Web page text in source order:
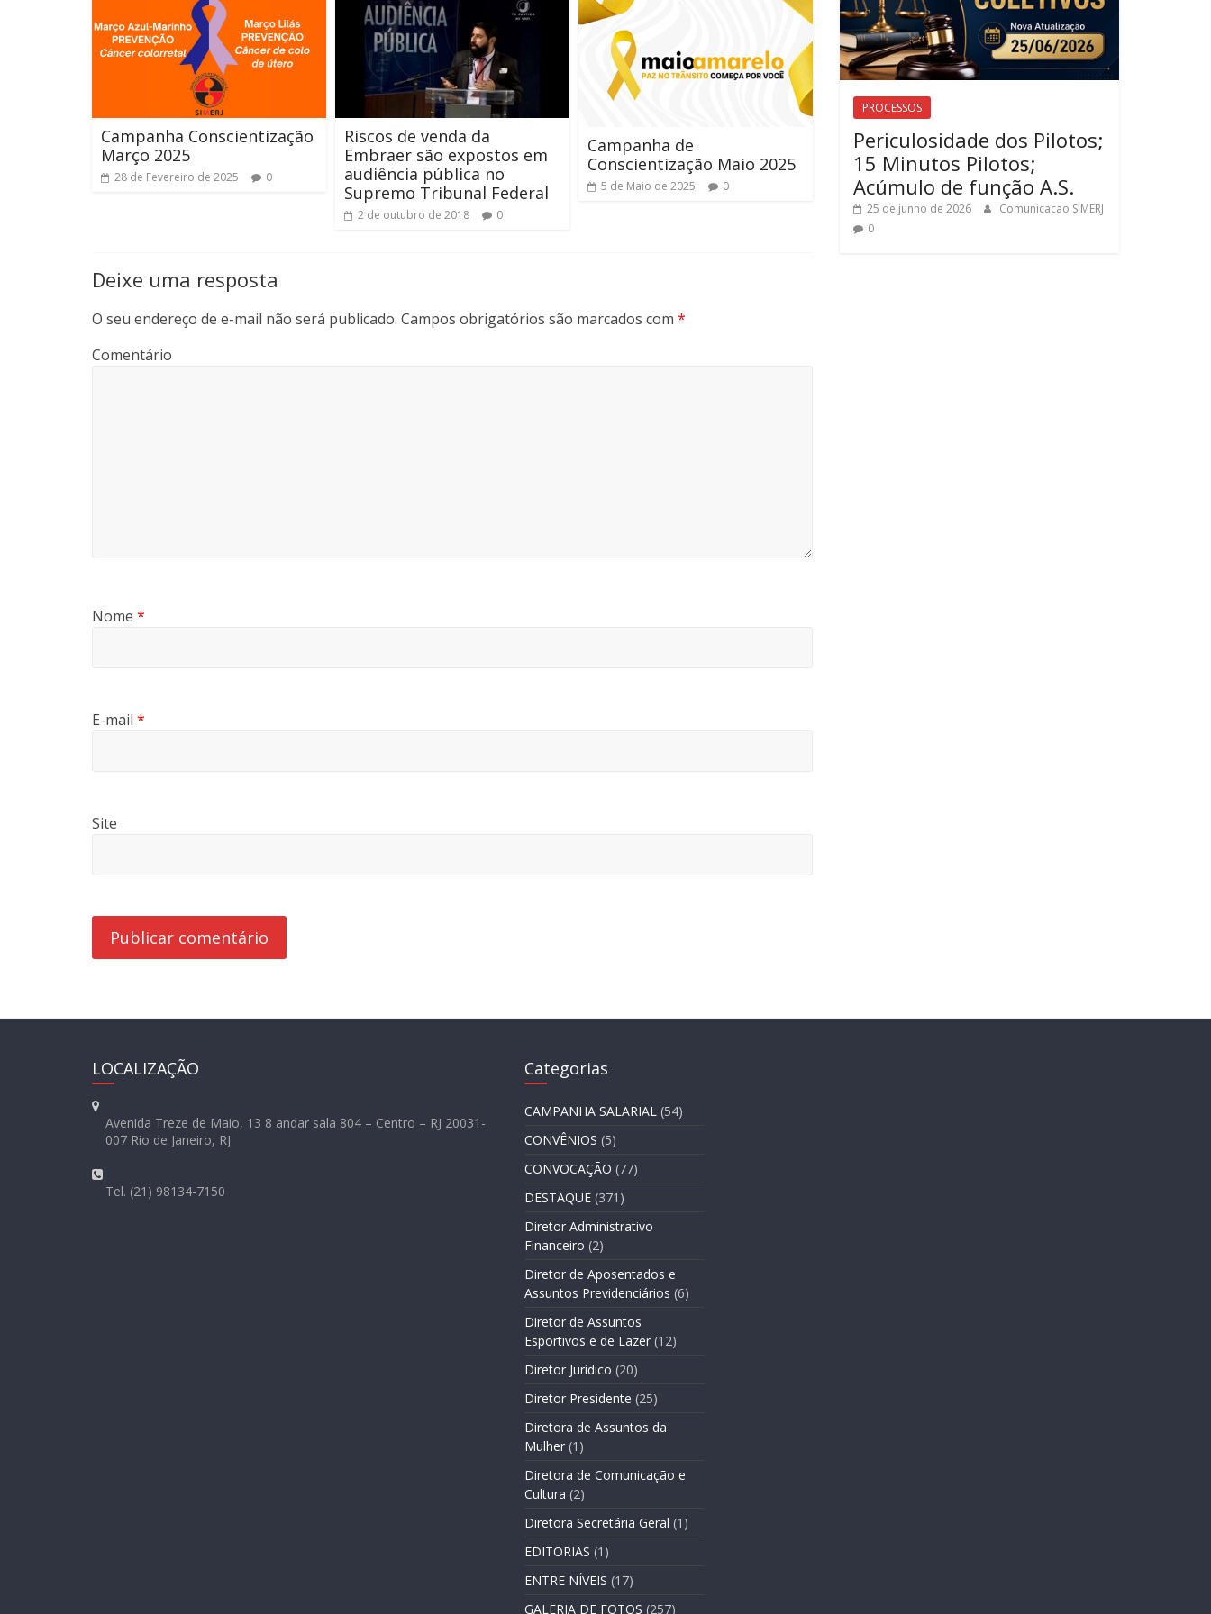
Janeiro.
Campanha Conscientização
Março 2025
28 de Fevereiro de 2025 0
Riscos de venda da
Embraer são expostos em
audiência pública no
Supremo Tribunal Federal
2 de outubro de 2018 0
Campanha de
Conscientização Maio 2025
5 de Maio de 2025 0
Deixe uma resposta
O seu endereço de e-mail não será publicado. Campos obrigatórios são marcados com *
Comentário
Nome *
E-mail *
Site
PROCESSOS
Periculosidade dos Pilotos;
15 Minutos Pilotos;
Acúmulo de função A.S.
25 de junho de 2026
Comunicacao SIMERJ
0
LOCALIZAÇÃO
Avenida Treze de Maio, 13 8 andar sala 804 – Centro – RJ 20031-
007 Rio de Janeiro, RJ
Tel. (21) 98134-7150
Categorias
CAMPANHA SALARIAL (54)
CONVÊNIOS (5)
CONVOCAÇÃO (77)
DESTAQUE (371)
Diretor Administrativo
Financeiro (2)
Diretor de Aposentados e
Assuntos Previdenciários (6)
Diretor de Assuntos
Esportivos e de Lazer (12)
Diretor Jurídico (20)
Diretor Presidente (25)
Diretora de Assuntos da
Mulher (1)
Diretora de Comunicação e
Cultura (2)
Diretora Secretária Geral (1)
EDITORIAS (1)
ENTRE NÍVEIS (17)
GALERIA DE FOTOS (257)